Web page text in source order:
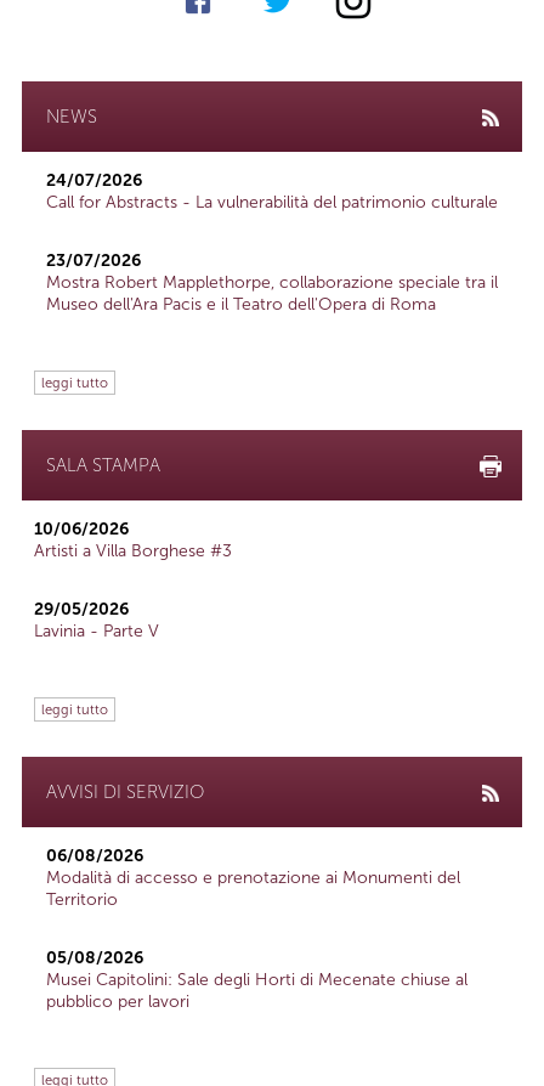
NEWS
24/07/2026
Call for Abstracts - La vulnerabilità del patrimonio culturale
23/07/2026
Mostra Robert Mapplethorpe, collaborazione speciale tra il
Museo dell'Ara Pacis e il Teatro dell'Opera di Roma
leggi tutto
SALA STAMPA
10/06/2026
Artisti a Villa Borghese #3
29/05/2026
Lavinia - Parte V
leggi tutto
AVVISI DI SERVIZIO
06/08/2026
Modalità di accesso e prenotazione ai Monumenti del
Territorio
05/08/2026
Musei Capitolini: Sale degli Horti di Mecenate chiuse al
pubblico per lavori
leggi tutto